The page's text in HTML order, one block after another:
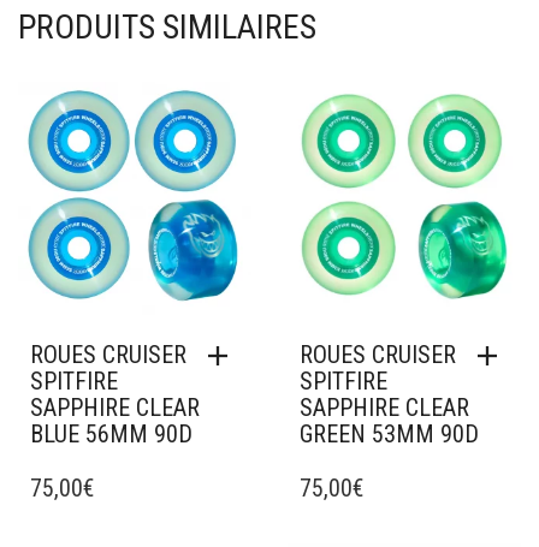
PRODUITS SIMILAIRES
Ajouter à mes favoris
ROUES CRUISER
SPITFIRE
SAPPHIRE CLEAR
BLUE 56MM 90D
75,00€
Ajouter à mes favoris
ROUES CRUISER
SPITFIRE
SAPPHIRE CLEAR
GREEN 53MM 90D
75,00€